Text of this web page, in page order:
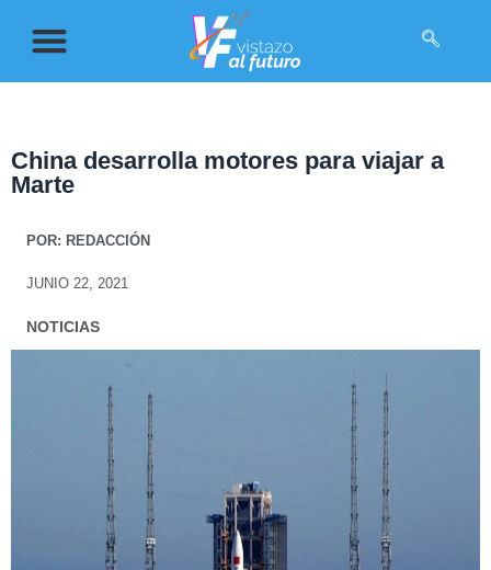
China desarrolla motores para viajar a
Marte
POR: REDACCIÓN
JUNIO 22, 2021
NOTICIAS